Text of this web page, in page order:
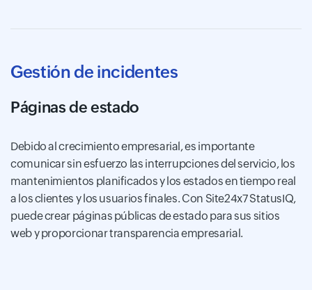
Gestión de incidentes
Páginas de estado
Debido al crecimiento empresarial, es importante
comunicar sin esfuerzo las interrupciones del servicio, los
mantenimientos planificados y los estados en tiempo real
a los clientes y los usuarios finales. Con Site24x7 StatusIQ,
puede crear páginas públicas de estado para sus sitios
web y proporcionar transparencia empresarial.